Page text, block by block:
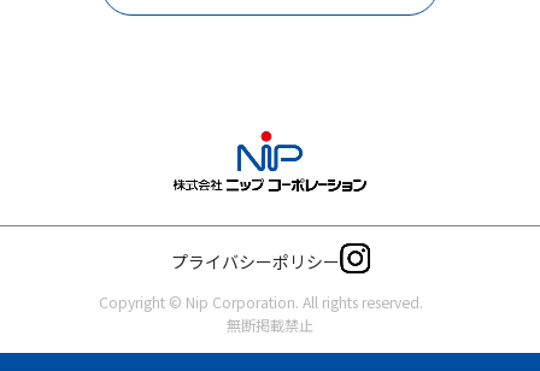
プライバシーポリシー
Copyright © Nip Corporation. All rights reserved.
無断掲載禁止